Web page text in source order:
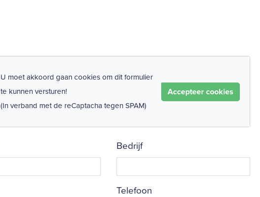
U moet akkoord gaan cookies om dit formulier
te kunnen versturen!
(In verband met de reCaptacha tegen SPAM)
Accepteer cookies
Bedrijf
Telefoon